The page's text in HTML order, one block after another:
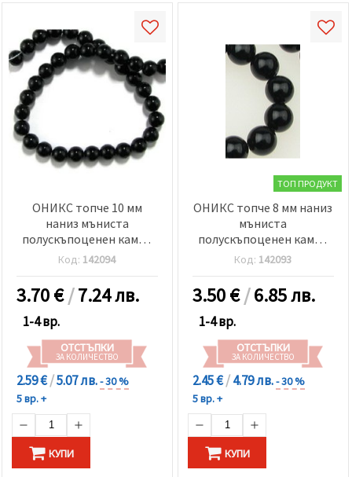
ОНИКС топче 10 мм
наниз мъниста
полускъпоценен камък
±38 броя
Код: 142094
3.70€/7.24 лв.
1-4 вр.
ОТСТЪПКИ
ЗА КОЛИЧЕСТВО
2.59 €/5.07 лв.- 30 %
5 вр. +
КУПИ
ТОП ПРОДУКТ
ОНИКС топче 8 мм наниз
мъниста
полускъпоценен камък
±48 броя
Код: 142093
3.50€/6.85 лв.
1-4 вр.
ОТСТЪПКИ
ЗА КОЛИЧЕСТВО
2.45 €/4.79 лв.- 30 %
5 вр. +
КУПИ